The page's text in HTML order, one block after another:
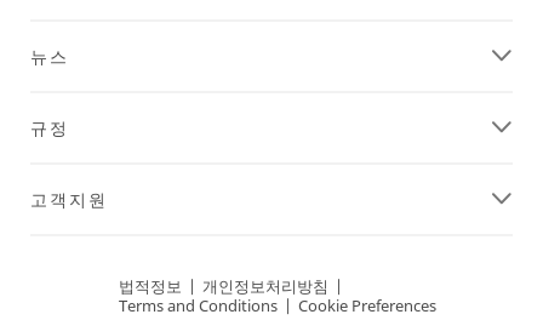
뉴스
규정
고객지원
법적정보 | 개인정보처리방침 |
Terms and Conditions | Cookie Preferences